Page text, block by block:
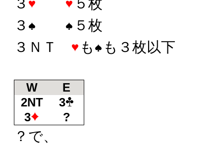
３
５枚
３ＮＴ
も も３枚以下
W
E
2NT
3
3
?
？で、